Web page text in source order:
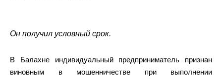
Он получил условный срок.
В Балахне индивидуальный предприниматель признан
виновным в мошенничестве при выполнении